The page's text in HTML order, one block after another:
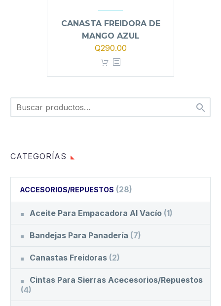
CANASTA FREIDORA DE
MANGO AZUL
El
precio
Q320.00.
Q290.00El
Q290.00.

CATEGORÍAS
ACCESORIOS/REPUESTOS (28)
Aceite Para Empacadora Al Vacío (1)
Bandejas Para Panadería (7)
Canastas Freidoras (2)
Cintas Para Sierras Acecesorios/Repuestos
(4)